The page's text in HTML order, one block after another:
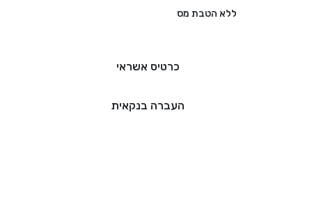
ללא הטבת מס
כרטיס אשראי
העברה בנקאית